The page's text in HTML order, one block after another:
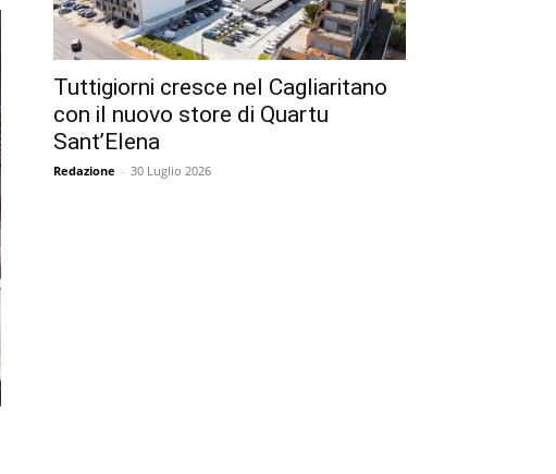
Tuttigiorni cresce nel Cagliaritano
con il nuovo store di Quartu
Sant’Elena
Redazione - 30 Luglio 2026